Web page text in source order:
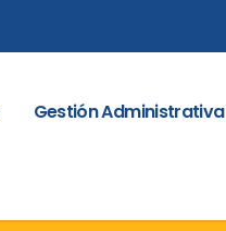
Gestión Administrativa